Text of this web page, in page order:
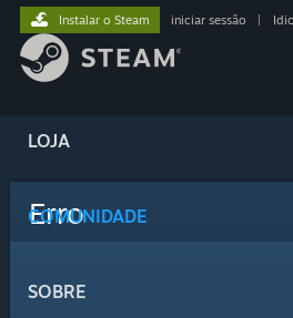
LOJA
COMUNIDADE
SOBRE
Instalar o Steam iniciar sessão
Erro